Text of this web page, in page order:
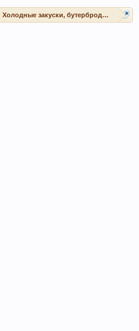
Холодные закуски, бутерброды, канапе,